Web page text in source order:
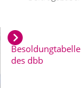
des dbb